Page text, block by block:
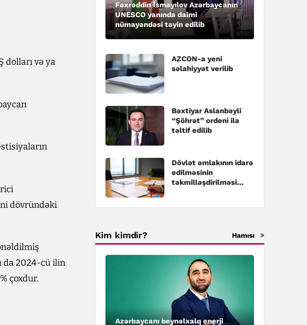
dolları və ya
dövründəki
da 2024-cü ilin
çoxdur.
Fəxrəddin İsmayılov Azərbaycanın
UNESCO yanında daimi
nümayəndəsi təyin edilib
AZCON-a yeni
səlahiyyət verilib
Bəxtiyar Aslanbəyli
“Şöhrət” ordeni ilə
təltif edilib
Dövlət əmlakının idarə
edilməsinin
təkmilləşdirilməsi
Kim kimdir? Hamısı
Azərbaycanı beynəlxalq enerji